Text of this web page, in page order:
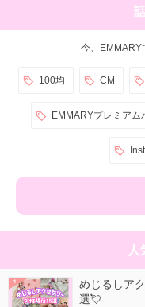
今、EMMARY
100均 CM
EMMARYプレミアム
めじるしア
選💘